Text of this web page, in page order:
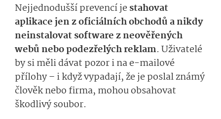
Nejjednodušší prevencí jestahovat
aplikace jen z oficiálních obchodů a nikdy
neinstalovat software z neověřených
webů nebo podezřelých reklam. Uživatelé
by si měli dávat pozor i na e-mailové
přílohy – i když vypadají, že je poslal známý
člověk nebo firma, mohou obsahovat
škodlivý soubor.